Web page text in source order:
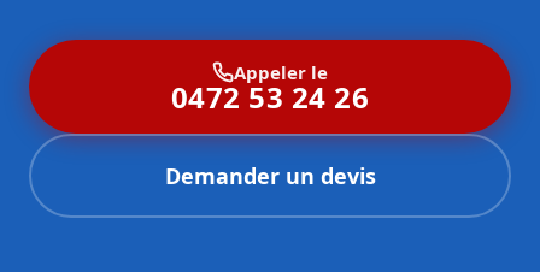
Appeler le
0472 53 24 26
Demander un devis